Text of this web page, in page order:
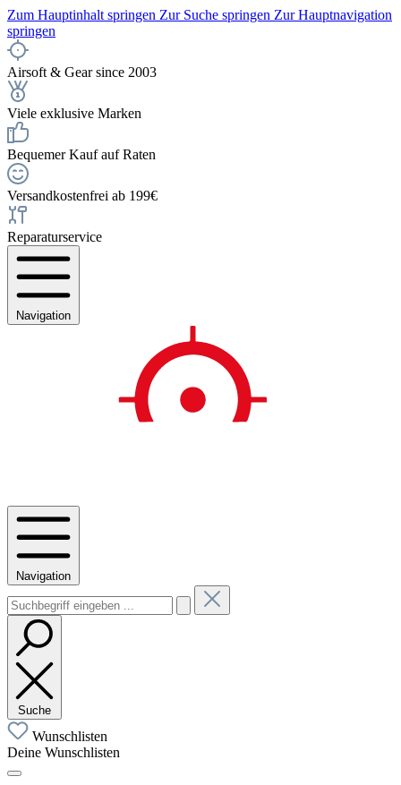
Zum Hauptinhalt springen Zur Suche springen Zur Hauptnavigation
springen
Airsoft & Gear since 2003
Viele exklusive Marken
Bequemer Kauf auf Raten
Versandkostenfrei ab 199€
Reparaturservice
Navigation
Navigation
Suche
Wunschlisten
Deine Wunschlisten